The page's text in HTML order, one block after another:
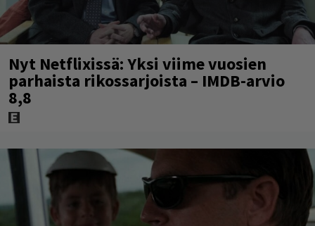
Nyt Netflixissä: Yksi viime vuosien
parhaista rikossarjoista – IMDB-arvio
8,8